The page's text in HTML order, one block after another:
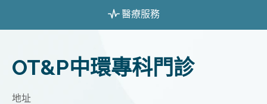
醫療服務
OT&P中環專科門診
地址